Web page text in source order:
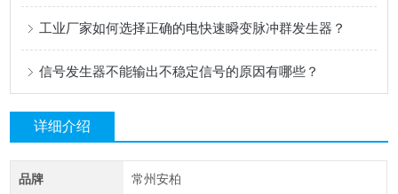
工业厂家如何选择正确的电快速瞬变脉冲群发生器？
信号发生器不能输出不稳定信号的原因有哪些？
详细介绍
品牌 常州安柏